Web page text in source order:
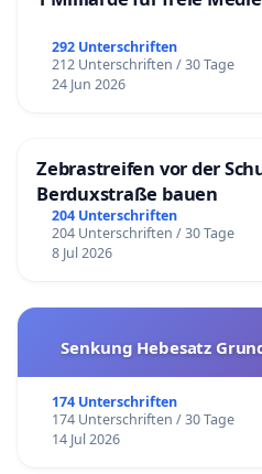
292 Unterschriften
212 Unterschriften / 30 Tage
24 Jun 2026
Zebrastreifen vor der
Berduxstraße bauen
204 Unterschriften
204 Unterschriften / 30 Tage
8 Jul 2026
Senkung Hebesatz
174 Unterschriften
174 Unterschriften / 30 Tage
14 Jul 2026